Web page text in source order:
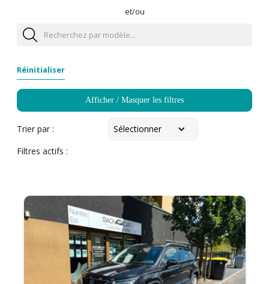
et/ou
Réinitialiser
Afficher / Masquer les filtres
Filtres actifs :
Trier par : Sélectionner